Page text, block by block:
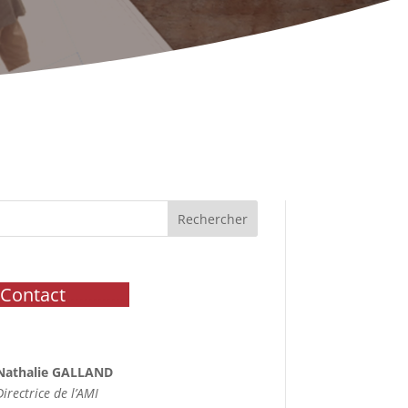
Rechercher
Contact..............
GALLAND
de l’AMI